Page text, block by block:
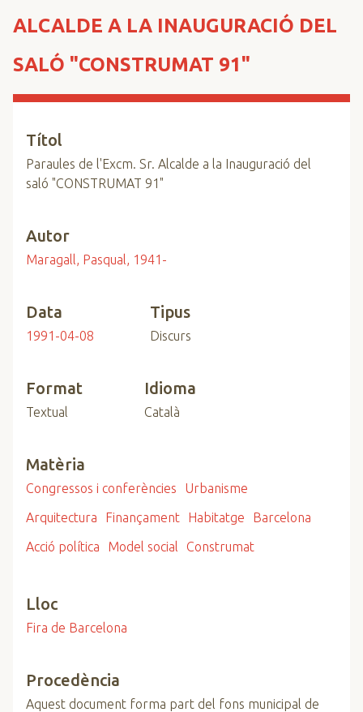
ALCALDE A LA INAUGURACIÓ DEL
SALÓ "CONSTRUMAT 91"
Títol
Paraules de l'Excm. Sr. Alcalde a la Inauguració del
saló "CONSTRUMAT 91"
Autor
Maragall, Pasqual, 1941-
Data
1991-04-08
Tipus
Discurs
Format
Textual
Idioma
Català
Matèria
Congressos i conferències
Urbanisme
Arquitectura
Finançament Habitatge
Barcelona
Acció política
Model social Construmat
Lloc
Fira de Barcelona
Procedència
Aquest document forma part del fons municipal de